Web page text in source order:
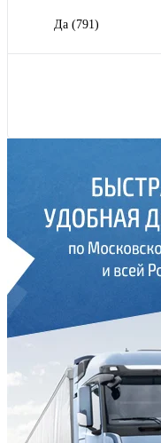
Да (791)